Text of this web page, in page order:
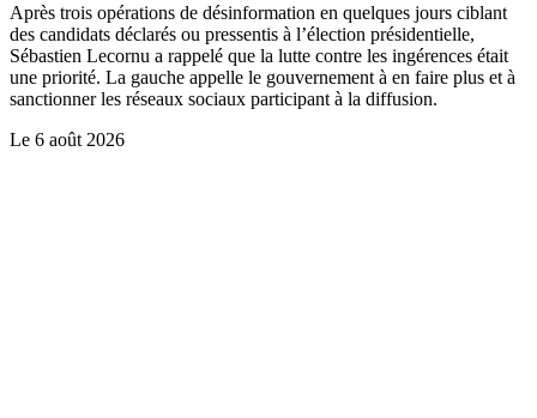
Après trois opérations de désinformation en quelques jours ciblant
des candidats déclarés ou pressentis à l’élection présidentielle,
Sébastien Lecornu a rappelé que la lutte contre les ingérences était
une priorité. La gauche appelle le gouvernement à en faire plus et à
sanctionner les réseaux sociaux participant à la diffusion.
Le 6 août 2026